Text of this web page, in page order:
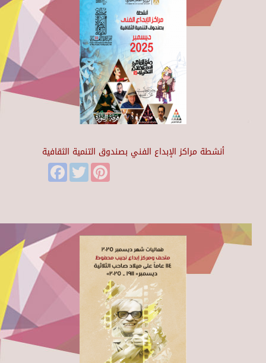
أنشطة مراكز الإبداع الفني بصندوق التنمية الثقافية
FacebookTwitter